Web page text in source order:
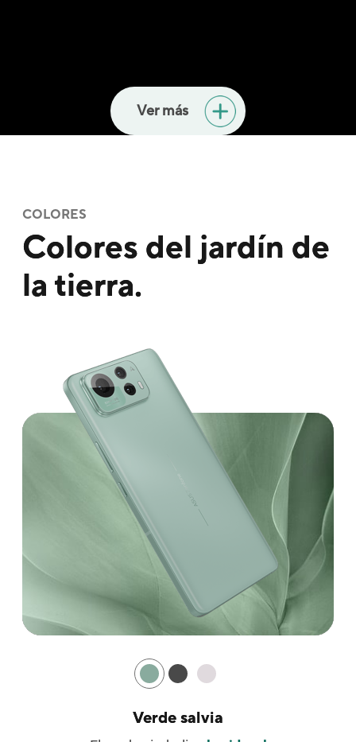
Ver más
COLORES
Colores del jardín de
la tierra.
Verde salvia